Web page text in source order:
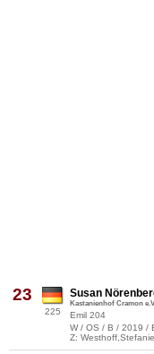
23
225
Susan
Kastanienhof Cramon
Emil 204
W / OS / B / 2019 /
Z: Westhoff,Stefanie